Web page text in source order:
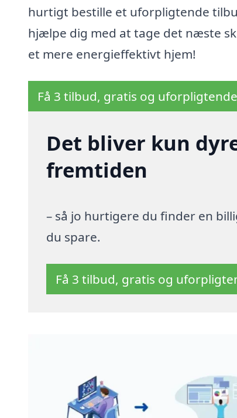
hurtigt bestille et uforpligtende
hjælpe dig med at tage det næste
et mere energieffektivt hjem!
Få 3 tilbud, gratis og uforpligtende
Det bliver kun
fremtiden
– så jo hurtigere du finder en
du spare.
Få 3 tilbud, gratis og